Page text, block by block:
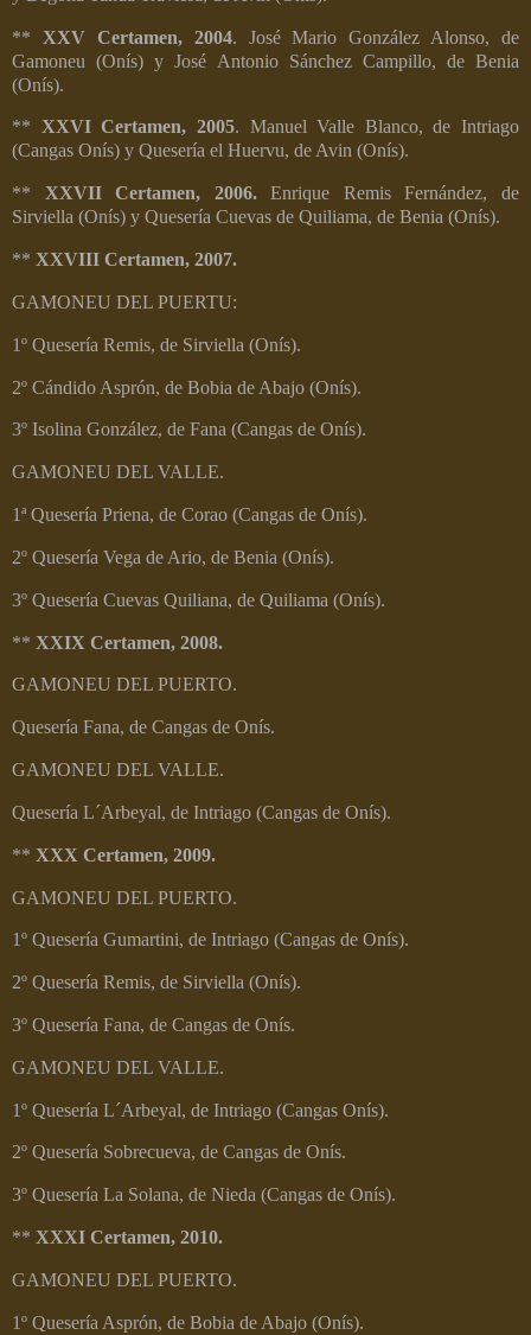
** XXV Certamen, 2004. José Mario González Alonso, de
Gamoneu (Onís) y José Antonio Sánchez Campillo, de Benia
(Onís).
** XXVI Certamen, 2005. Manuel Valle Blanco, de Intriago
(Cangas Onís) y Quesería el Huervu, de Avin (Onís).
** XXVII Certamen, 2006.Enrique Remis Fernández, de
Sirviella (Onís) y Quesería Cuevas de Quiliama, de Benia (Onís).
** XXVIII Certamen, 2007.
GAMONEU DEL PUERTU:
1º Quesería Remis, de Sirviella (Onís).
2º Cándido Asprón, de Bobia de Abajo (Onís).
3º Isolina González, de Fana (Cangas de Onís).
GAMONEU DEL VALLE.
1ª Quesería Priena, de Corao (Cangas de Onís).
2º Quesería Vega de Ario, de Benia (Onís).
3º Quesería Cuevas Quiliana, de Quiliama (Onís).
** XXIX Certamen, 2008.
GAMONEU DEL PUERTO.
Quesería Fana, de Cangas de Onís.
GAMONEU DEL VALLE.
Quesería L´Arbeyal, de Intriago (Cangas de Onís).
** XXX Certamen, 2009.
GAMONEU DEL PUERTO.
1º Quesería Gumartini, de Intriago (Cangas de Onís).
2º Quesería Remis, de Sirviella (Onís).
3º Quesería Fana, de Cangas de Onís.
GAMONEU DEL VALLE.
1º Quesería L´Arbeyal, de Intriago (Cangas Onís).
2º Quesería Sobrecueva, de Cangas de Onís.
3º Quesería La Solana, de Nieda (Cangas de Onís).
** XXXI Certamen, 2010.
GAMONEU DEL PUERTO.
1º Quesería Asprón, de Bobia de Abajo (Onís).